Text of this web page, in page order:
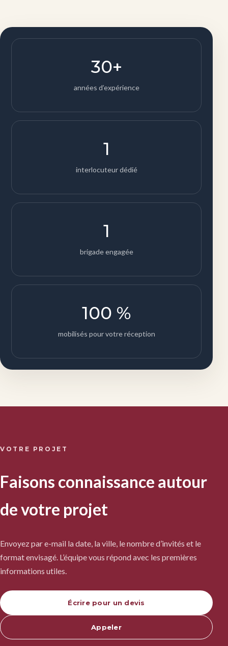
30+
années d’expérience
1
interlocuteur dédié
1
brigade engagée
100 %
mobilisés pour votre réception
VOTRE PROJET
Faisons connaissance autour
de votre projet
Envoyez par e-mail la date, la ville, le nombre d’invités et le
format envisagé. L’équipe vous répond avec les premières
informations utiles.
Écrire pour un devis
Appeler